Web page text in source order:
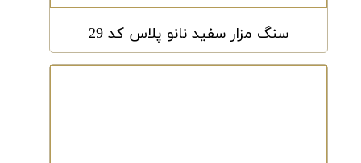
سنگ مزار سفید نانو پلاس کد 29